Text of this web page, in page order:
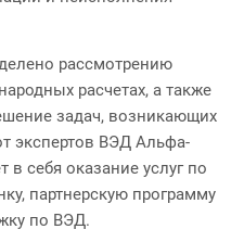
рассмотрению
расчетах, а также
задач, возникающих
экспертов ВЭД Альфа-
себя оказание услуг по
партнерскую программу
по ВЭД.